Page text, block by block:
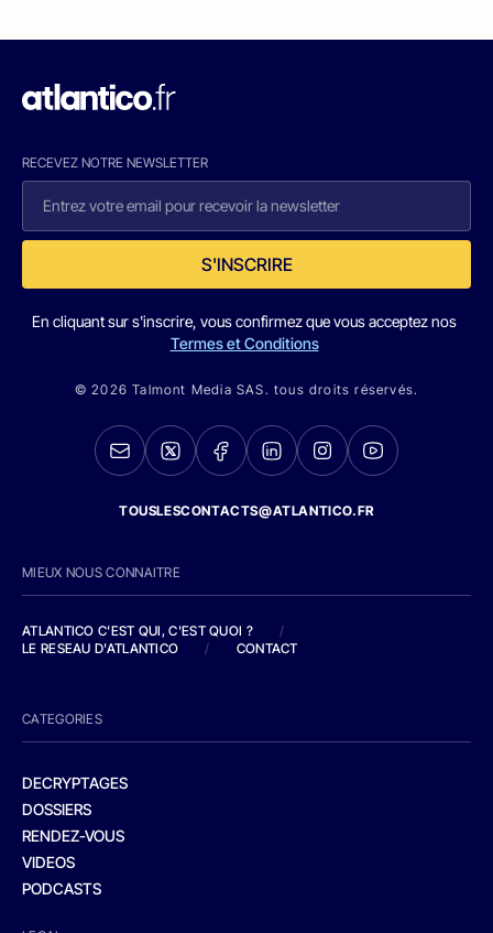
RECEVEZ NOTRE NEWSLETTER
S'INSCRIRE
En cliquant sur s'inscrire, vous confirmez que vous acceptez nos
Termes et Conditions
© 2026 Talmont Media SAS. tous droits réservés.
TOUSLESCONTACTS@ATLANTICO.FR
MIEUX NOUS CONNAITRE
ATLANTICO C'EST QUI, C'EST QUOI ?
/
LE RESEAU D'ATLANTICO
/ CONTACT
CATEGORIES
DECRYPTAGES
DOSSIERS
RENDEZ-VOUS
VIDEOS
PODCASTS